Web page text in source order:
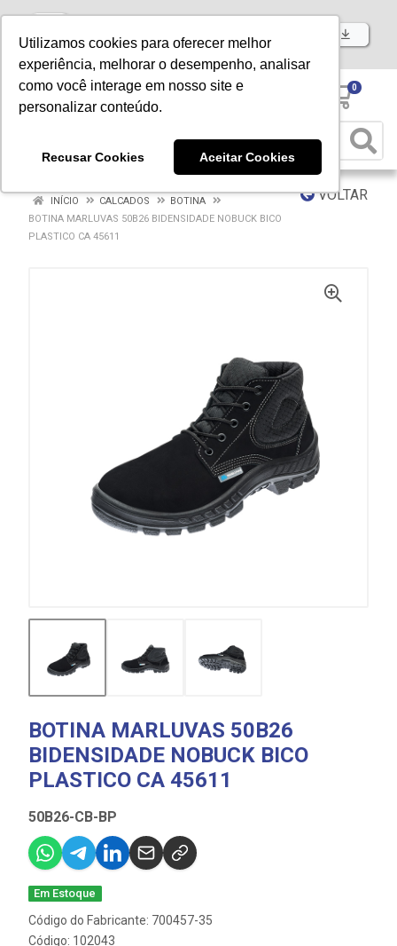
Utilizamos cookies para oferecer melhor
experiência, melhorar o desempenho, analisar
como você interage em nosso site e
personalizar conteúdo.
Recusar Cookies Aceitar Cookies
Baixe já nosso APP
0
VOLTAR
INÍCIO CALCADOS
BOTINA
BOTINA MARLUVAS 50B26 BIDENSIDADE NOBUCK BICO
PLASTICO CA 45611
BOTINA MARLUVAS 50B26
BIDENSIDADE NOBUCK BICO
PLASTICO CA 45611
50B26-CB-BP
Em Estoque
Código do Fabricante: 700457-35
Código: 102043